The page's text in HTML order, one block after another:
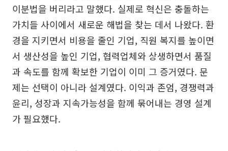
이분법을 버리라고 말했다. 실제로 혁신은 충돌하는
가치들 사이에서 새로운 해법을 찾는 데서 나왔다. 환
경을 지키면서 비용을 줄인 기업, 직원 복지를 높이면
서 생산성을 높인 기업, 협력업체와 상생하면서 품질
과 속도를 함께 확보한 기업이 이미 그 증거였다. 문
제는 선택이 아니라 설계였다. 이익과 존엄, 경쟁력과
윤리, 성장과 지속가능성을 함께 묶어내는 경영 설계
가 필요했다.